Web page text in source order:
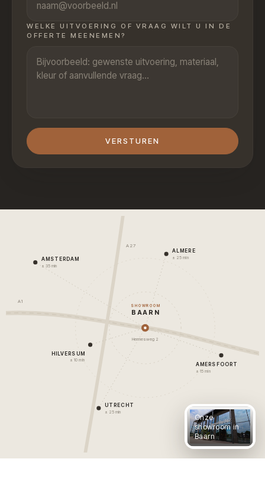
WELKE UITVOERING OF VRAAG WILT U IN DE
OFFERTE MEENEMEN?
VERSTUREN
A1
A27
AMSTERDAM
± 35 min
ALMERE
± 25 min
AMERSFOORT
± 15 min
HILVERSUM
± 10 min
UTRECHT
± 25 min
SHOWROOM
BAARN
Hermesweg 2
Onze
showroom in
Baarn